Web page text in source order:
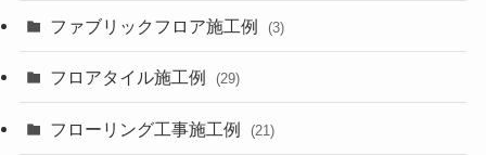
ファブリックフロア施工例 (3)
フロアタイル施工例 (29)
フローリング工事施工例 (21)